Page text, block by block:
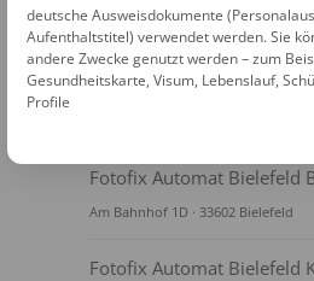
Fotofix Automat Bielefeld
Am Bahnhof 1D · 33602 Bielefeld
Fotofix Automat Bielefeld
deutsche Ausweisdokumente
Aufenthaltstitel) verwendet werden. Sie
andere Zwecke genutzt werden – zum
Gesundheitskarte, Visum, Lebenslauf,
Profile